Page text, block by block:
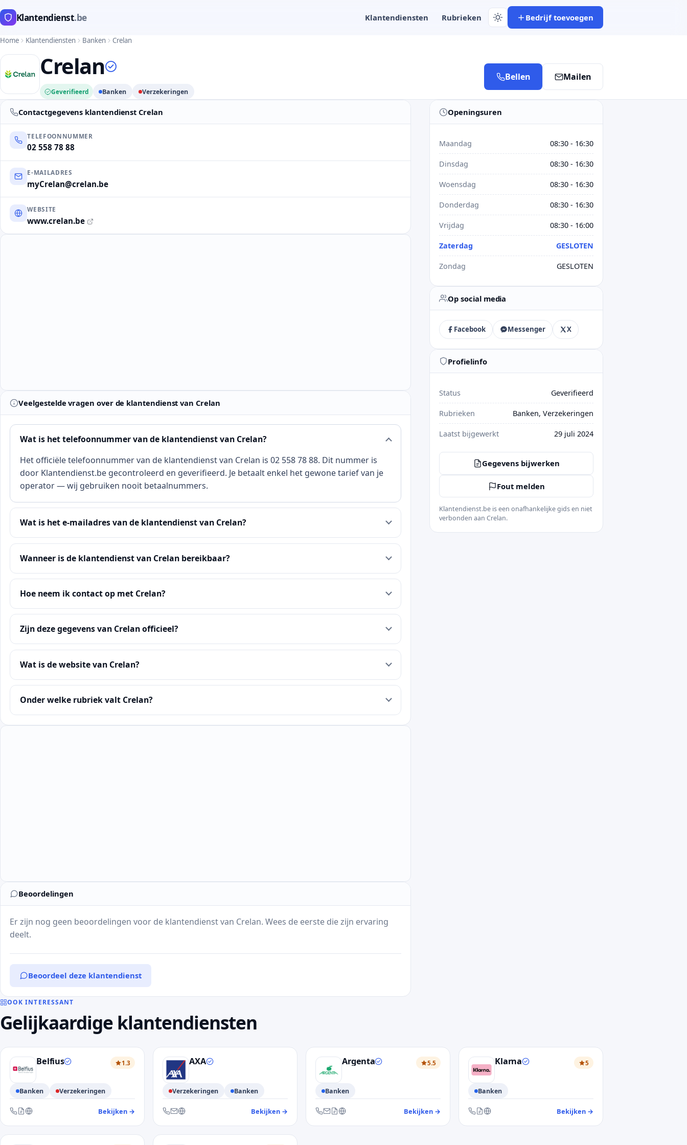
Klantendienst.be Klantendiensten Rubrieken Bedrijf toevoegen
Home Klantendiensten Banken Crelan
Crelan
Geverifieerd Banken Verzekeringen
Bellen Mailen
Contactgegevens klantendienst Crelan
TELEFOONNUMMER
02 558 78 88
E-MAILADRES
myCrelan@crelan.be
WEBSITE
www.crelan.be
Veelgestelde vragen over de klantendienst van Crelan
Wat is het telefoonnummer van de klantendienst van Crelan?
Het officiële telefoonnummer van de klantendienst van Crelan is 02 558 78 88. Dit nummer is
door Klantendienst.be gecontroleerd en geverifieerd. Je betaalt enkel het gewone tarief van je
operator — wij gebruiken nooit betaalnummers.
Wat is het e-mailadres van de klantendienst van Crelan?
Wanneer is de klantendienst van Crelan bereikbaar?
Hoe neem ik contact op met Crelan?
Zijn deze gegevens van Crelan officieel?
Wat is de website van Crelan?
Onder welke rubriek valt Crelan?
Beoordelingen
Er zijn nog geen beoordelingen voor de klantendienst van Crelan. Wees de eerste die zijn ervaring
deelt.
Beoordeel deze klantendienst
Openingsuren
Maandag 08:30 - 16:30
Dinsdag 08:30 - 16:30
Woensdag 08:30 - 16:30
Donderdag 08:30 - 16:30
Vrijdag 08:30 - 16:00
Zaterdag GESLOTEN
Zondag GESLOTEN
Op social media
Facebook Messenger X
Profielinfo
Status Geverifieerd
Rubrieken Banken, Verzekeringen
Laatst bijgewerkt 29 juli 2024
Gegevens bijwerken
Fout melden
Klantendienst.be is een onafhankelijke gids en niet
verbonden aan Crelan.
OOK INTERESSANT
Gelijkaardige klantendiensten
Belfius 1.3
Banken Verzekeringen
Bereikbaar via telefoon, contactformulier en website
Bekijken → — klantendienst Belfius
AXA
Verzekeringen Banken
Bereikbaar via telefoon, e-mail en website
Bekijken → — klantendienst AXA
Argenta 5.5
Banken
Bereikbaar via telefoon, e-mail, contactformulier en website
Bekijken → — klantendienst Argenta
Klarna 5
Banken
Bereikbaar via telefoon, contactformulier en website
Bekijken →